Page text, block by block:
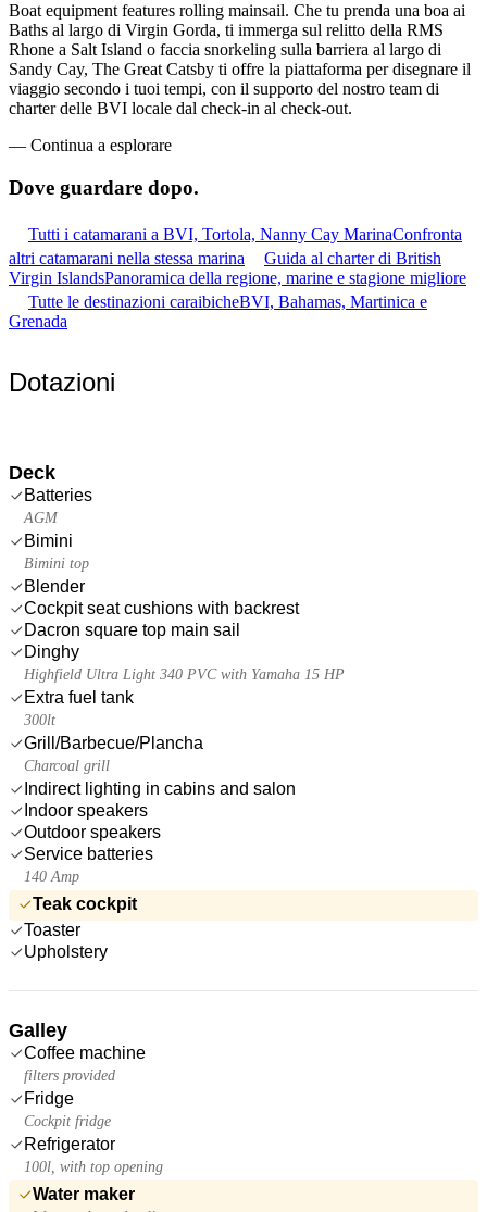
Boat equipment features rolling mainsail. Che tu prenda una boa ai
Baths al largo di Virgin Gorda, ti immerga sul relitto della RMS
Rhone a Salt Island o faccia snorkeling sulla barriera al largo di
Sandy Cay, The Great Catsby ti offre la piattaforma per disegnare il
viaggio secondo i tuoi tempi, con il supporto del nostro team di
charter delle BVI locale dal check-in al check-out.
— Continua a esplorare
Dove guardare dopo.
Tutti i catamarani a BVI, Tortola, Nanny Cay MarinaConfronta
altri catamarani nella stessa marina
Guida al charter di British
Virgin IslandsPanoramica della regione, marine e stagione migliore
Tutte le destinazioni caraibicheBVI, Bahamas, Martinica e
Grenada
Dotazioni
Deck
Batteries
AGM
Bimini
Bimini top
Blender
Cockpit seat cushions with backrest
Dacron square top main sail
Dinghy
Highfield Ultra Light 340 PVC with Yamaha 15 HP
Extra fuel tank
300lt
Grill/Barbecue/Plancha
Charcoal grill
Indirect lighting in cabins and salon
Indoor speakers
Outdoor speakers
Service batteries
140 Amp
Teak cockpit
Toaster
Upholstery
Galley
Coffee machine
filters provided
Fridge
Cockpit fridge
Refrigerator
100l, with top opening
Water maker